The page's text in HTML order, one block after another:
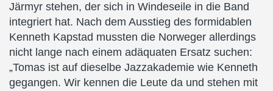
Järmyr stehen, der sich in Windeseile in die Band
integriert hat. Nach dem Ausstieg des formidablen
Kenneth Kapstad mussten die Norweger allerdings
nicht lange nach einem adäquaten Ersatz suchen:
„Tomas ist auf dieselbe Jazzakademie wie Kenneth
gegangen. Wir kennen die Leute da und stehen mit